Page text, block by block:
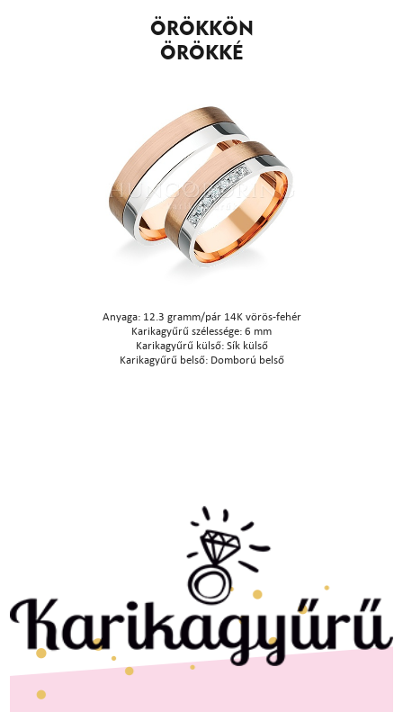
ÖRÖKKÖN
ÖRÖKKÉ
Anyaga: 12.3 gramm/pár 14K vörös-fehér
Karikagyűrű szélessége: 6 mm
Karikagyűrű külső: Sík külső
Karikagyűrű belső: Domború belső